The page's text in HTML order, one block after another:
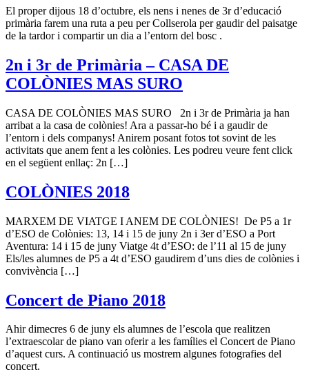
El proper dijous 18 d’octubre, els nens i nenes de 3r d’educació
primària farem una ruta a peu per Collserola per gaudir del paisatge
de la tardor i compartir un dia a l’entorn del bosc .
2n i 3r de Primària – CASA DE
COLÒNIES MAS SURO
CASA DE COLÒNIES MAS SURO 2n i 3r de Primària ja han
arribat a la casa de colònies! Ara a passar-ho bé i a gaudir de
l’entorn i dels companys! Anirem posant fotos tot sovint de les
activitats que anem fent a les colònies. Les podreu veure fent click
en el següent enllaç: 2n […]
COLÒNIES 2018
MARXEM DE VIATGE I ANEM DE COLÒNIES! De P5 a 1r
d’ESO de Colònies: 13, 14 i 15 de juny 2n i 3er d’ESO a Port
Aventura: 14 i 15 de juny Viatge 4t d’ESO: de l’11 al 15 de juny
Els/les alumnes de P5 a 4t d’ESO gaudirem d’uns dies de colònies i
convivència […]
Concert de Piano 2018
Ahir dimecres 6 de juny els alumnes de l’escola que realitzen
l’extraescolar de piano van oferir a les famílies el Concert de Piano
d’aquest curs. A continuació us mostrem algunes fotografies del
concert.